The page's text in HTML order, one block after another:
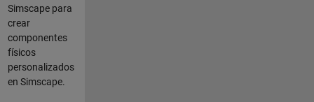
Simscape para
crear
componentes
físicos
personalizados
en Simscape.